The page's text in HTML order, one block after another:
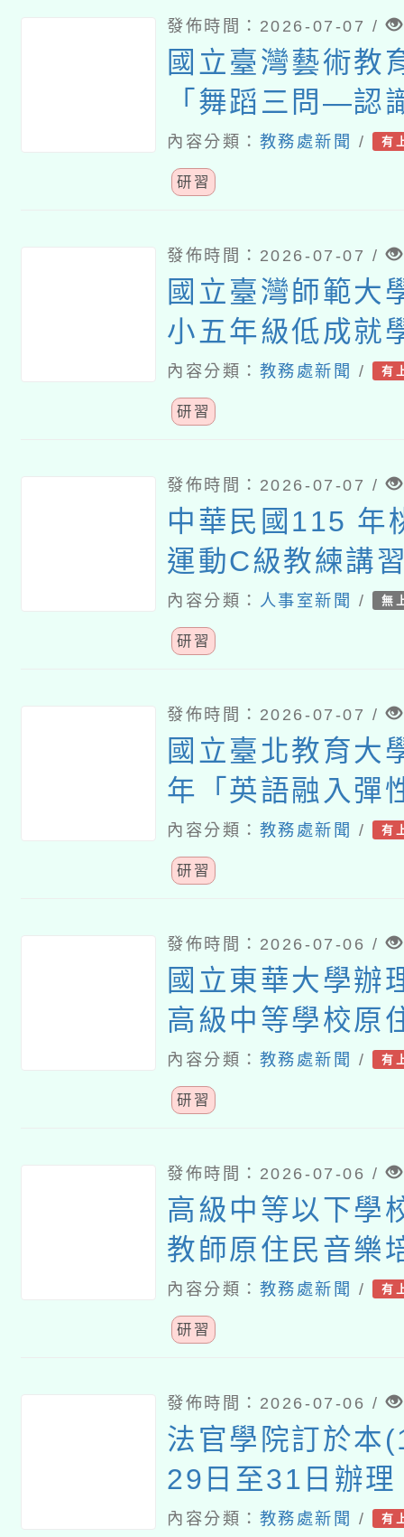
發佈時間：2026-07-07 /
國立臺灣藝術教
「舞蹈三問―認
教師研習課程
內容分類： 教務處新聞 / 有
研習
發佈時間：2026-07-07 /
國立臺灣師範大
小五年級低成就
難問題與有效教
分享研習」
內容分類： 教務處新聞 / 有
研習
發佈時間：2026-07-07 /
中華民國115 年
運動C級教練講
內容分類： 人事室新聞 / 無
研習
發佈時間：2026-07-07 /
國立臺北教育大
年「英語融入彈
程」優良教案研
享線上研習
內容分類： 教務處新聞 / 有
研習
發佈時間：2026-07-06 /
國立東華大學辦
高級中等學校原
課程學校成果暨
內容分類： 教務處新聞 / 有
研習
發佈時間：2026-07-06 /
高級中等以下學
教師原住民音樂
施計畫
內容分類： 教務處新聞 / 有
研習
發佈時間：2026-07-06 /
法官學院訂於本
29日至31日辦
小學教師法律教
內容分類： 教務處新聞 / 有